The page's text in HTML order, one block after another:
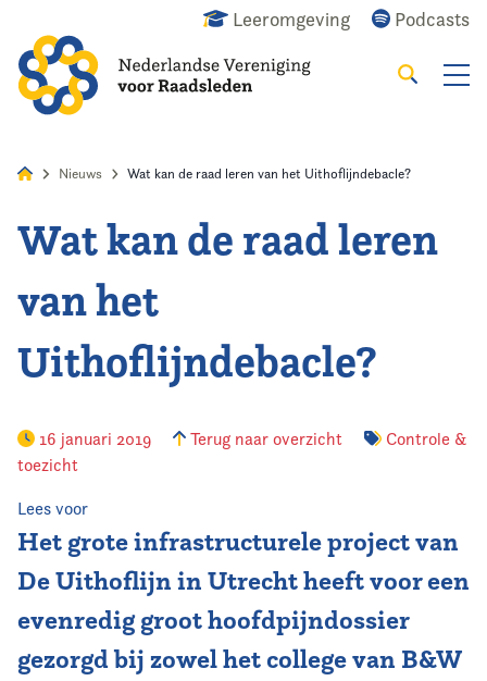
Leeromgeving Podcasts
Zoeken
Home
Agenda
Nieuws
Kennis & Informatie
Vereniging
Contact
Nieuws Wat kan de raad leren van het Uithoflijndebacle?
Wat kan de raad leren
van het
Uithoflijndebacle?
16 januari 2019 Terug naar overzicht
Controle &
toezicht
Lees voor
Het grote infrastructurele project van
De Uithoflijn in Utrecht heeft voor een
evenredig groot hoofdpijndossier
gezorgd bij zowel het college van B&W